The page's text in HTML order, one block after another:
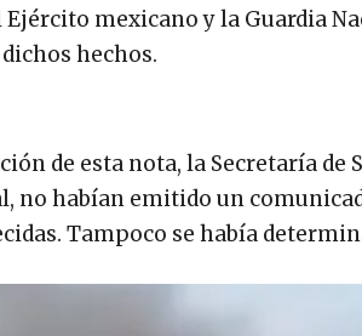
mexicano y la Guardia
hechos.
de esta nota, la Secretaría
no habían emitido un
Tampoco se había